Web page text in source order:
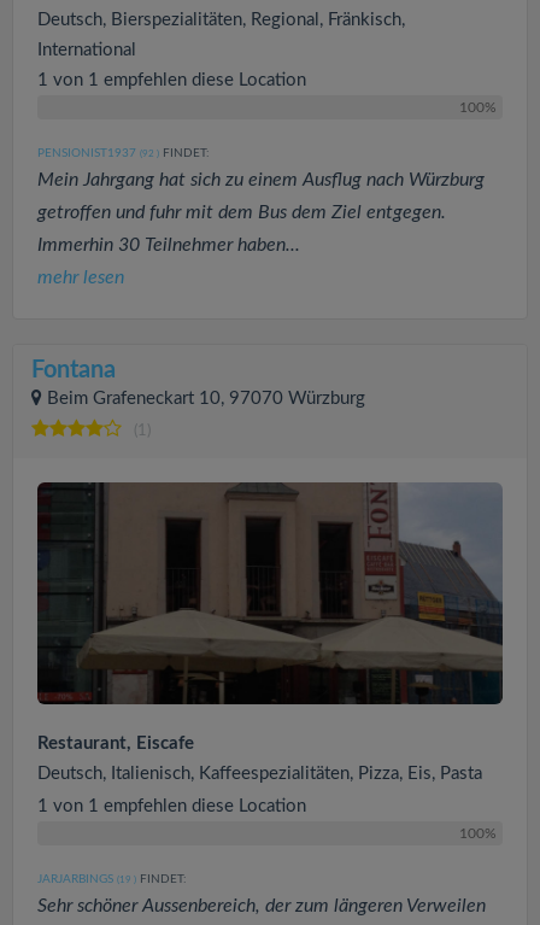
Deutsch, Bierspezialitäten, Regional, Fränkisch,
International
1 von 1 empfehlen diese Location
100%
PENSIONIST1937 (92 ) FINDET:
Mein Jahrgang hat sich zu einem Ausflug nach Würzburg
getroffen und fuhr mit dem Bus dem Ziel entgegen.
Immerhin 30 Teilnehmer haben...
mehr lesen
Fontana
Beim Grafeneckart 10, 97070 Würzburg
(1)
Restaurant, Eiscafe
Deutsch, Italienisch, Kaffeespezialitäten, Pizza, Eis, Pasta
1 von 1 empfehlen diese Location
100%
JARJARBINGS (19 ) FINDET:
Sehr schöner Aussenbereich, der zum längeren Verweilen